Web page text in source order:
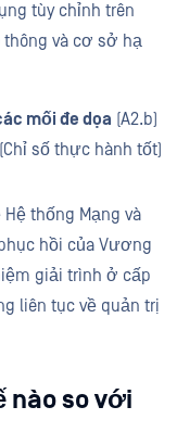
tùy chỉnh trên
và cơ sở hạ
mối đe dọa (A2.b)
số thực hành tốt)
thống Mạng và
hồi của Vương
giải trình ở cấp
liên tục về quản trị
nào so với